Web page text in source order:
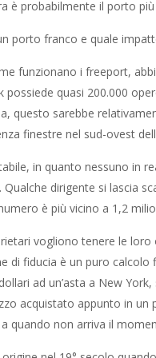
è probabilmente il porto
porto franco e quale
funzionano i freeport,
possiede quasi 200.000
questo sarebbe
finestre nel sud-ovest
in quanto nessuno in
dirigente si lascia
è più vicino a 1,2
vogliono tenere le loro
di fiducia è un puro
ad un’asta a New
acquistato appunto in
quando non arriva il